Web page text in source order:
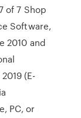
of 7 Shop
Software,
2010 and
(E-
PC, or